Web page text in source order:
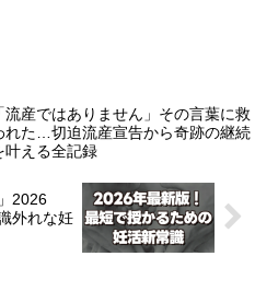
「流産ではありません」その言葉に救
れた…切迫流産宣告から奇跡の継続
叶える全記録
2026
外れな妊